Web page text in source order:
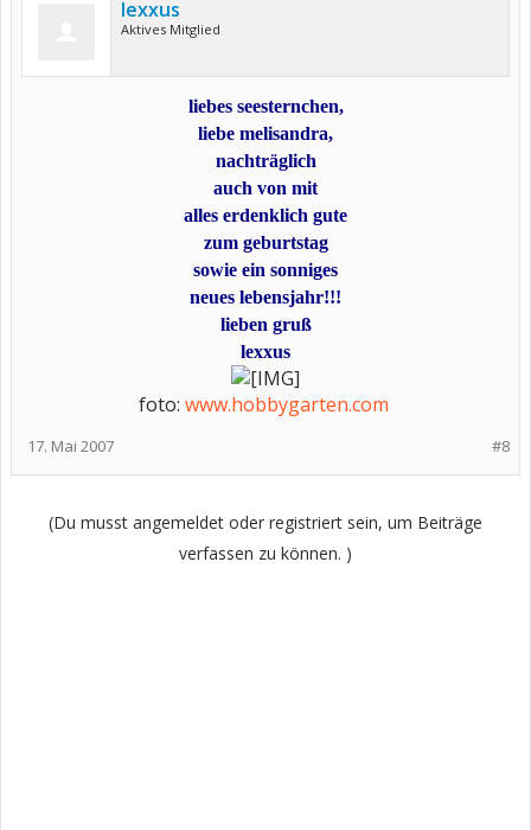
lexxus
Aktives Mitglied
liebes seesternchen,
liebe melisandra,
nachträglich
auch von mit
alles erdenklich gute
zum geburtstag
sowie ein sonniges
neues lebensjahr!!!
lieben gruß
lexxus
foto: www.hobbygarten.com
#8
17. Mai 2007
(Du musst angemeldet oder registriert sein, um Beiträge
verfassen zu können. )